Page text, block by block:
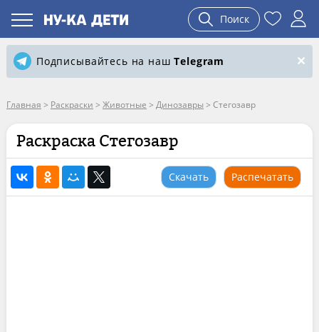
Поиск
Подписывайтесь на нашTelegram
Главная > Раскраски > Животные > Динозавры > Стегозавр
Раскраска Стегозавр
Скачать Распечатать